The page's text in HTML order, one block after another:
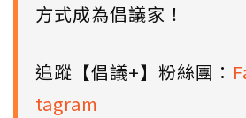
方式成為倡議家！
追蹤【倡議+】粉絲團：
tagram